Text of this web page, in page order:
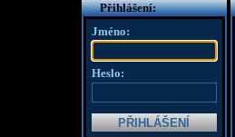
Přihlášení:
Jméno:
Heslo: